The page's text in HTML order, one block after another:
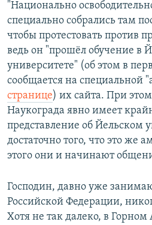
"Национально
специально собрались там
чтобы протестовать против
ведь он "прошёл обучение в
университете" (об этом в
сообщается на специальной
странице) их сайта. При
Наукограда явно имеет
представление об Йельском
достаточно того, что это же
этого они и начинают
Господин, давно уже
Российской Федерации,
Хотя не так далеко, в